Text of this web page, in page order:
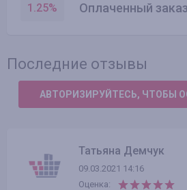
1.25% Оплаченный заказ
Последние отзывы
АВТОРИЗИРУЙТЕСЬ, ЧТОБЫ
Татьяна Демчук
09.03.2021 14:16
Оценка: